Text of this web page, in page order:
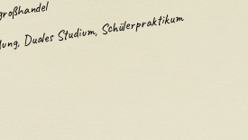
Duales Studium, Schülerpraktikum
die von Transgourmet